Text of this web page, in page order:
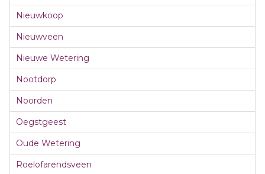
Nieuwkoop
Nieuwveen
Nieuwe Wetering
Nootdorp
Noorden
Oegstgeest
Oude Wetering
Roelofarendsveen